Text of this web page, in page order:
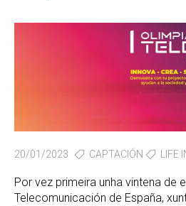
20/01/2023 CAPTACIÓN LIFE
Por vez primeira unha vintena de
Telecomunicación de España,